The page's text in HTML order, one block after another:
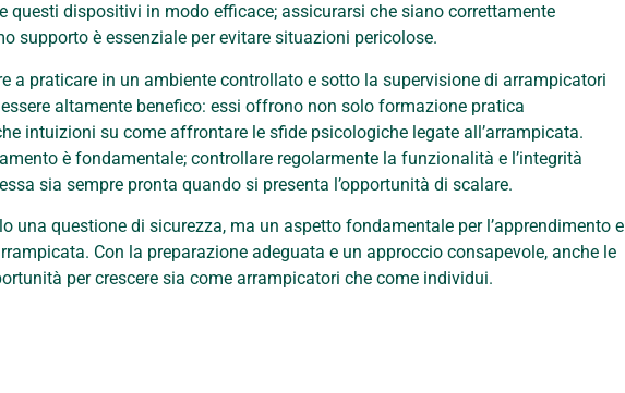
questi dispositivi in modo efficace; assicurarsi che siano correttamente
supporto è essenziale per evitare situazioni pericolose.
a praticare in un ambiente controllato e sotto la supervisione di arrampicatori
altamente benefico: essi offrono non solo formazione pratica
intuizioni su come affrontare le sfide psicologiche legate all’arrampicata.
è fondamentale; controllare regolarmente la funzionalità e l’integrità
sia sempre pronta quando si presenta l’opportunità di scalare.
una questione di sicurezza, ma un aspetto fondamentale per l’apprendimento e
Con la preparazione adeguata e un approccio consapevole, anche le
per crescere sia come arrampicatori che come individui.